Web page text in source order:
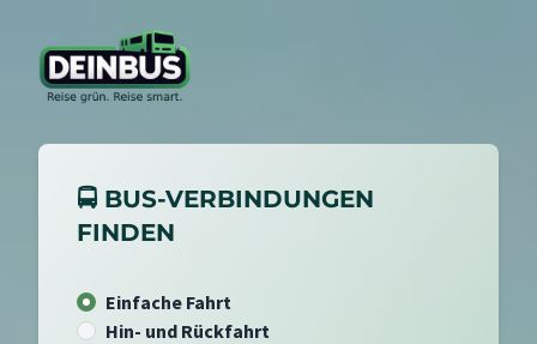
🚍 BUS-VERBINDUNGEN
FINDEN
Einfache Fahrt
Hin- und Rückfahrt